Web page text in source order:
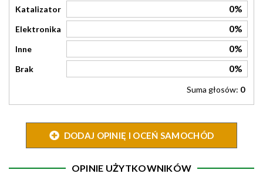
Katalizator 0%
Elektronika 0%
Inne 0%
Brak 0%
Suma głosów: 0
DODAJ OPINIĘ I OCEŃ SAMOCHÓD
OPINIE UŻYTKOWNIKÓW